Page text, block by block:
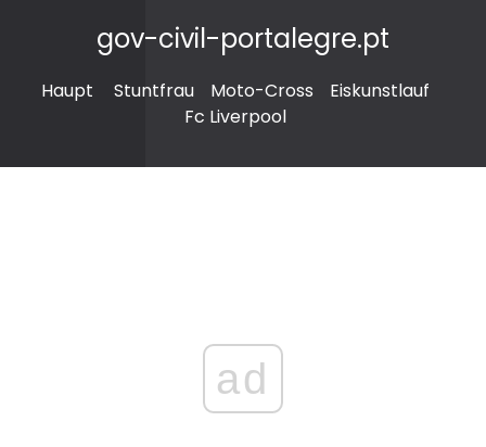
gov-civil-portalegre.pt
Haupt Stuntfrau Moto-Cross
Eiskunstlauf
Fc Liverpool
ad